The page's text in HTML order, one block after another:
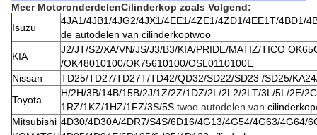
Meer MotoronderdelenCilinderkop zoals Volgend:
Isuzu
4JA1/4JB1/4JG2/4JX1/4EE1/4ZE1/4ZD1/4EE1T/4BD1/
de autodelen van cilinderkoptwoo
KIA
J2/JT/S2/XA/VN/JS/J3/B3/KIA/PRIDE/MATIZ/TICO
/OK48010100/OK75610100/OSL0110100E
Nissan
TD25/TD27/TD27T/TD42/QD32/SD22/SD23 /SD25/
Toyota
H/2H/3B/14B/15B/2J/1Z/2Z/1DZ/2L/2L2/2LT/3L/5L/2E/
1RZ/1KZ/1HZ/1FZ/3S/5S twoo autodelen van cilinderkop
Mitsubishi 4D30/4D30A/4DR7/S4S/6D16/4G13/4G54/4G63/4G64/